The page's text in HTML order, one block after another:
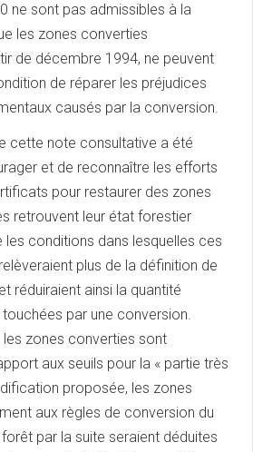
ne sont pas admissibles à la
les zones converties
de décembre 1994, ne peuvent
de réparer les préjudices
causés par la conversion.
cette note consultative a été
et de reconnaître les efforts
pour restaurer des zones
retrouvent leur état forestier
les conditions dans lesquelles ces
plus de la définition de
réduiraient ainsi la quantité
par une conversion.
zones converties sont
aux seuils pour la « partie très
proposée, les zones
aux règles de conversion du
par la suite seraient déduites